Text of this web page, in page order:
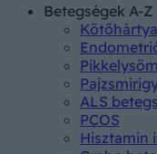
Betegségek A-Z
ALS
PCOS
Hisztamin